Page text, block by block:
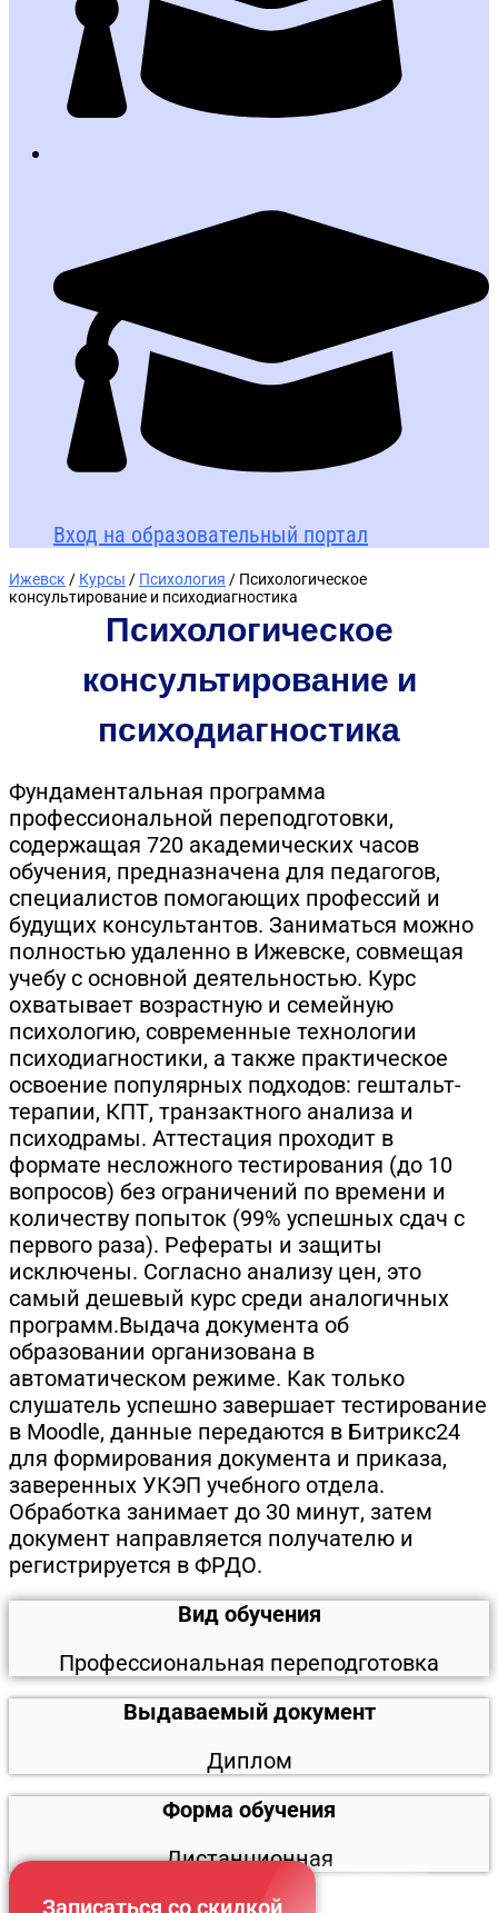
Вход на образовательный портал
Ижевск / Курсы / Психология / Психологическое
консультирование и психодиагностика
Психологическое
консультирование и
психодиагностика
Фундаментальная программа
профессиональной переподготовки,
содержащая 720 академических часов
обучения, предназначена для педагогов,
специалистов помогающих профессий и
будущих консультантов. Заниматься можно
полностью удаленно в Ижевске, совмещая
учебу с основной деятельностью. Курс
охватывает возрастную и семейную
психологию, современные технологии
психодиагностики, а также практическое
освоение популярных подходов: гештальт-
терапии, КПТ, транзактного анализа и
психодрамы. Аттестация проходит в
формате несложного тестирования (до 10
вопросов) без ограничений по времени и
количеству попыток (99% успешных сдач с
первого раза). Рефераты и защиты
исключены. Согласно анализу цен, это
самый дешевый курс среди аналогичных
программ.Выдача документа об
образовании организована в
автоматическом режиме. Как только
слушатель успешно завершает тестирование
в Moodle, данные передаются в Битрикс24
для формирования документа и приказа,
заверенных УКЭП учебного отдела.
Обработка занимает до 30 минут, затем
документ направляется получателю и
регистрируется в ФРДО.
Вид обучения
Профессиональная переподготовка
Выдаваемый документ
Диплом
Форма обучения
Дистанционная
Записаться со скидкой